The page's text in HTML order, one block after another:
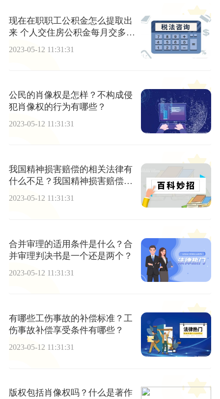
现在在职职工公积金怎么提取出
来 个人交住房公积金每月交多
2023-05-12 11:31:31
公民的肖像权是怎样？不构成侵
犯肖像权的行为有哪些？
2023-05-12 11:31:31
我国精神损害赔偿的相关法律有
什么不足？我国精神损害赔偿的
立法现状是什么？
2023-05-12 11:31:31
合并审理的适用条件是什么？合
并审理判决书是一个还是两个？
2023-05-12 11:31:31
有哪些工伤事故的补偿标准？工
伤事故补偿享受条件有哪些？
2023-05-12 11:31:31
版权包括肖像权吗？什么是著作